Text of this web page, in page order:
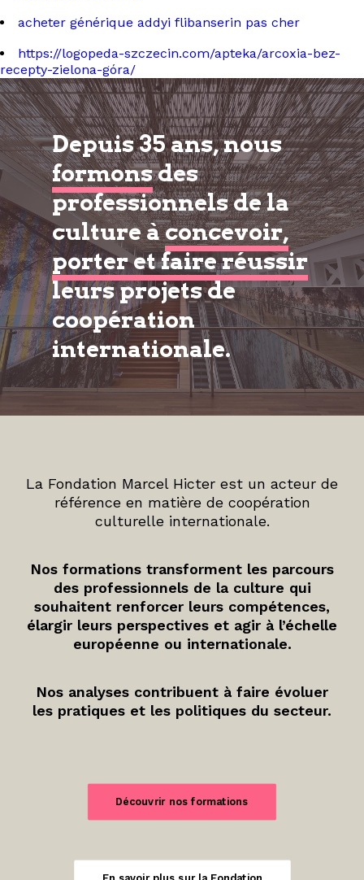
acheter générique addyi flibanserin pas cher
https://logopeda-szczecin.com/apteka/arcoxia-bez-
recepty-zielona-góra/
Depuis 35 ans, nous
formonsdes
professionnels de la
culture àconcevoir,
porter et faire réussir
leurs projets de
coopération
internationale.
La Fondation Marcel Hicter est un acteur de
référence en matière de coopération
culturelle internationale.
Nos formations transforment les parcours
des professionnels de la culture qui
souhaitent renforcer leurs compétences,
élargir leurs perspectives et agir à l’échelle
européenne ou internationale.
Nos analyses contribuent à faire évoluer
les pratiques et les politiques du secteur.
Découvrir nos formations